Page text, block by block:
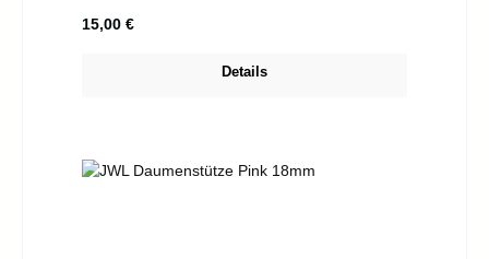
Regulärer Preis:
15,00 €
Details